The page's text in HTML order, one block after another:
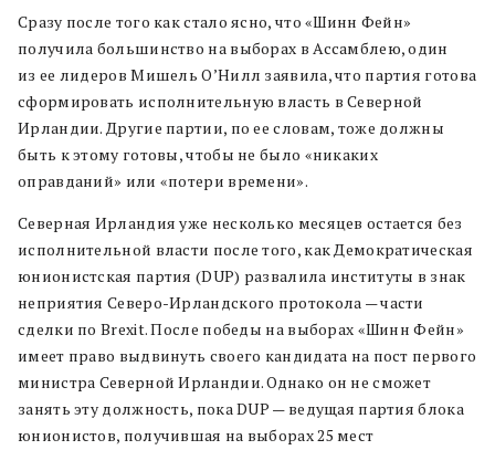
Сразу после того как стало ясно, что «Шинн Фейн»
получила большинство на выборах в Ассамблею, один
из ее лидеров Мишель О’Нилл заявила, что партия готова
сформировать исполнительную власть в Северной
Ирландии. Другие партии, по ее словам, тоже должны
быть к этому готовы, чтобы не было «никаких
оправданий» или «потери времени».
Северная Ирландия уже несколько месяцев остается без
исполнительной власти после того, как Демократическая
юнионистская партия (DUP) развалила институты в знак
неприятия Северо-Ирландского протокола — части
сделки по Brexit. После победы на выборах «Шинн Фейн»
имеет право выдвинуть своего кандидата на пост первого
министра Северной Ирландии. Однако он не сможет
занять эту должность, пока DUP — ведущая партия блока
юнионистов, получившая на выборах 25 мест